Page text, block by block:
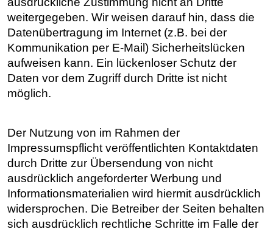
weitergegeben. Wir weisen darauf hin, dass die
Datenübertragung im Internet (z.B. bei der
Kommunikation per E-Mail) Sicherheitslücken
aufweisen kann. Ein lückenloser Schutz der
Daten vor dem Zugriff durch Dritte ist nicht
möglich.
Der Nutzung von im Rahmen der
Impressumspflicht veröffentlichten Kontaktdaten
durch Dritte zur Übersendung von nicht
ausdrücklich angeforderter Werbung und
Informationsmaterialien wird hiermit ausdrücklich
widersprochen. Die Betreiber der Seiten behalten
sich ausdrücklich rechtliche Schritte im Falle der